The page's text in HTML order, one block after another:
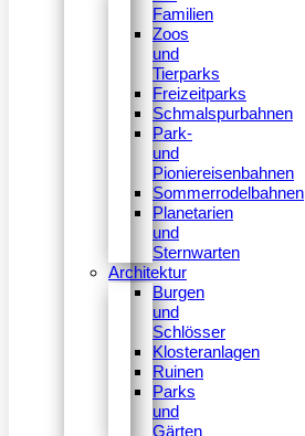
Familien
Zoos
und
Tierparks
Freizeitparks
Schmalspurbahnen
Park-
und
Pioniereisenbahnen
Sommerrodelbahnen
Planetarien
und
Sternwarten
Architektur
Burgen
und
Schlösser
Klosteranlagen
Ruinen
Parks
und
Gärten